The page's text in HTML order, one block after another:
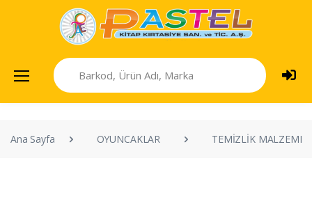
Ana Sayfa OYUNCAKLAR TEMİZLİK MALZEME